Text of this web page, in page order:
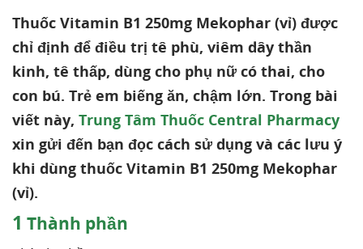
Thuốc Vitamin B1 250mg Mekophar (vỉ) được
chỉ định để điều trị tê phù, viêm dây thần
kinh, tê thấp, dùng cho phụ nữ có thai, cho
con bú. Trẻ em biếng ăn, chậm lớn. Trong bài
viết này, Trung Tâm Thuốc Central Pharmacy
xin gửi đến bạn đọc cách sử dụng và các lưu ý
khi dùng thuốc Vitamin B1 250mg Mekophar
(vỉ).
1 Thành phần